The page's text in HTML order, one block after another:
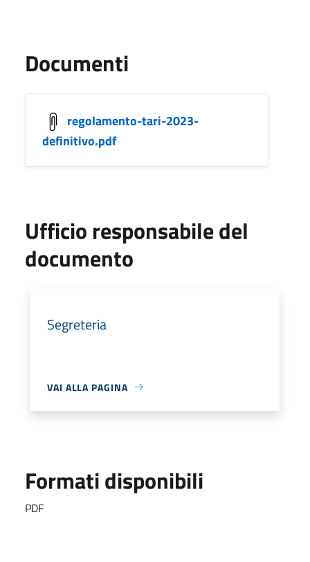
Documenti
regolamento-tari-2023-
definitivo.pdf
Ufficio responsabile del
documento
Segreteria
VAI ALLA PAGINA
Formati disponibili
PDF